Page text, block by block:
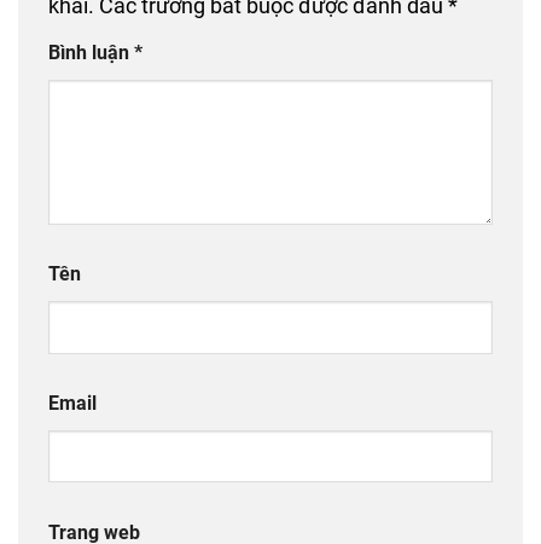
khai. Các trường bắt buộc được đánh dấu *
Bình luận *
Tên
Email
Trang web